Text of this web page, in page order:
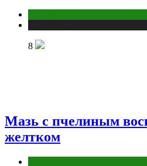
8
Мазь с пчелиным
желтком